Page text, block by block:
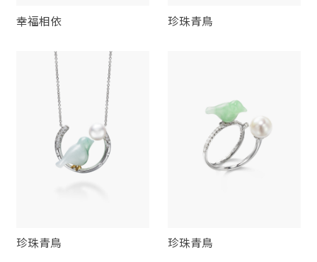
幸福相依 珍珠青鳥
珍珠青鳥 珍珠青鳥